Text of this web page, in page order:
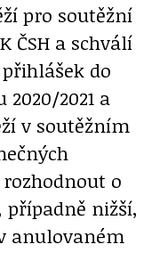
pro soutěžní
ČSH a schválí
do
2021 a
v soutěžním
o
případně nižší,
anulovaném